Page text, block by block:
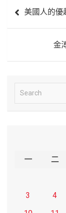
章
美國人的優
金
e
一 二
3
4